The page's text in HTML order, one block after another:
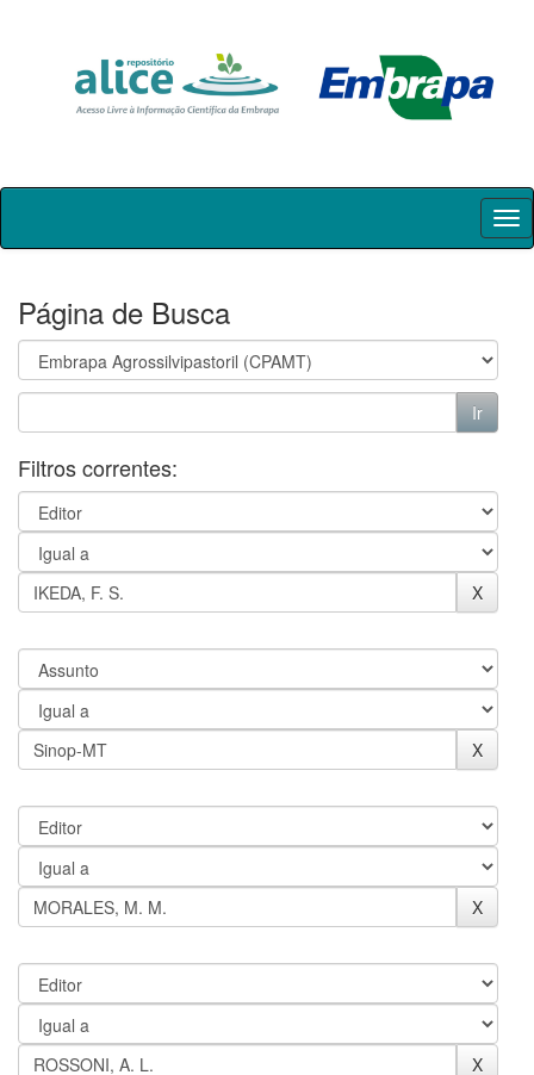
Skip
Página de Busca
Filtros correntes: